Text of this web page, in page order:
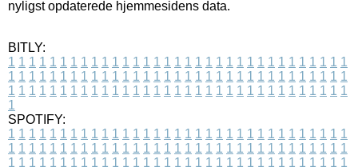
nyligst opdaterede hjemmesidens data.
BITLY:
1 1 1 1 1 1 1 1 1 1 1 1 1 1 1 1 1 1 1 1 1 1 1 1 1 1 1 1 1 1 1 1 1
1 1 1 1 1 1 1 1 1 1 1 1 1 1 1 1 1 1 1 1 1 1 1 1 1 1 1 1 1 1 1 1 1
1 1 1 1 1 1 1 1 1 1 1 1 1 1 1 1 1 1 1 1 1 1 1 1 1 1 1 1 1 1 1 1 1
1
SPOTIFY:
1 1 1 1 1 1 1 1 1 1 1 1 1 1 1 1 1 1 1 1 1 1 1 1 1 1 1 1 1 1 1 1 1
1 1 1 1 1 1 1 1 1 1 1 1 1 1 1 1 1 1 1 1 1 1 1 1 1 1 1 1 1 1 1 1 1
1 1 1 1 1 1 1 1 1 1 1 1 1 1 1 1 1 1 1 1 1 1 1 1 1 1 1 1 1 1 1 1 1